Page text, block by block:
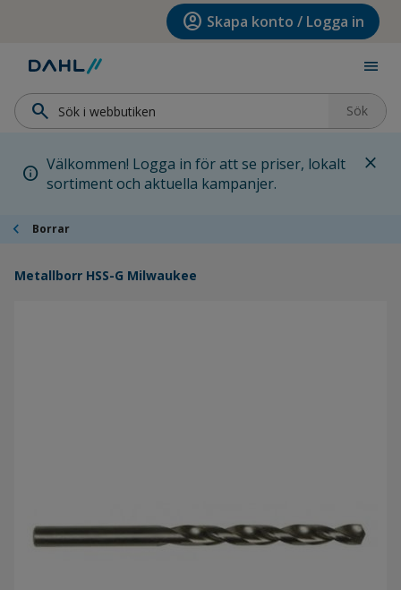
Hoppa till huvudinnehållet account_circle Skapa konto / Logga in
menu
search Sök
info Välkommen! Logga in för att se priser, lokalt
sortiment och aktuella kampanjer.
close
chevron_left Borrar
Metallborr HSS-G Milwaukee